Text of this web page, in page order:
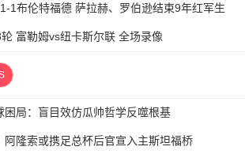
1布伦特福德 萨拉赫、罗伯逊结束9年红军生
富勒姆vs纽卡斯尔联 全场录像
困局：盲目效仿瓜帅哲学反噬根基
阿隆索或携足总杯后官宣入主斯坦福桥